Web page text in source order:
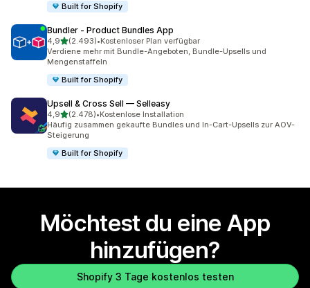
Built for Shopify
Bundler ‑ Product Bundles App
4,9von 5 Sternen
(2.493)
2493 Rezensionen insgesamt
•Kostenloser Plan verfügbar
Verdiene mehr mit Bundle-Angeboten, Bundle-Upsells und
Mengenstaffeln
Built for Shopify
Upsell & Cross Sell — Selleasy
4,9von 5 Sternen
(2.478)
2478 Rezensionen insgesamt
•Kostenlose Installation
Häufig zusammen gekaufte Bundles und In-Cart-Upsells zur AOV-
Steigerung
Built for Shopify
Möchtest du eine App
hinzufügen?
Shopify 3 Tage kostenlos testen